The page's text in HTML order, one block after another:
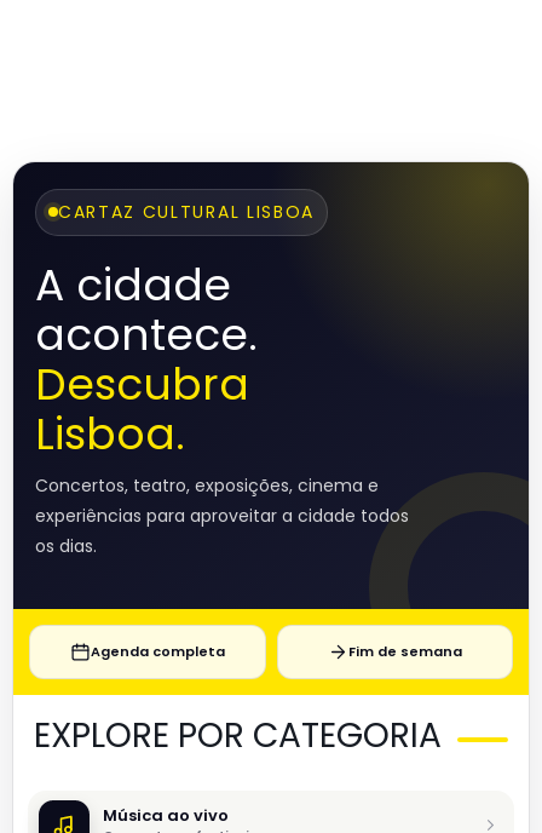
CARTAZ CULTURAL LISBOA
A cidade
acontece.
Descubra
Lisboa.
Concertos, teatro, exposições, cinema e
experiências para aproveitar a cidade todos
os dias.
Agenda completa Fim de semana
EXPLORE POR CATEGORIA
Música ao vivo